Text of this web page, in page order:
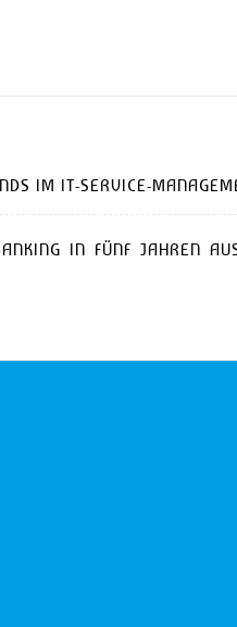
IM IT-SERVICE-
IN FÜNF JAHREN